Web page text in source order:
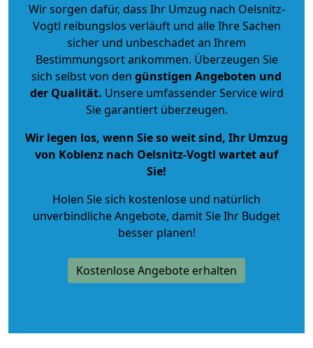
Wir sorgen dafür, dass Ihr Umzug nach Oelsnitz-
Vogtl reibungslos verläuft und alle Ihre Sachen
sicher und unbeschadet an Ihrem
Bestimmungsort ankommen. Überzeugen Sie
sich selbst von den günstigen Angeboten und
der Qualität. Unsere umfassender Service wird
Sie garantiert überzeugen.
Wir legen los, wenn Sie so weit sind, Ihr Umzug
von Koblenz nach Oelsnitz-Vogtl wartet auf
Sie!
Holen Sie sich kostenlose und natürlich
unverbindliche Angebote, damit Sie Ihr Budget
besser planen!
Kostenlose Angebote erhalten